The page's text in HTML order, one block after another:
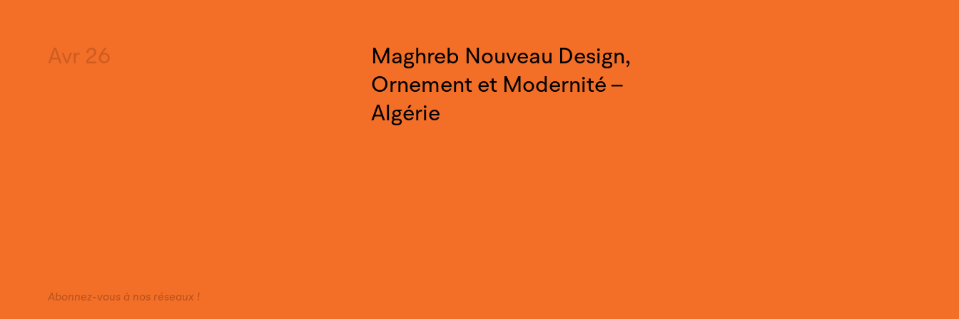
Maghreb Nouveau Design,
Ornement et Modernité –
Algérie
Avr 26
Abonnez-vous à nos réseaux !